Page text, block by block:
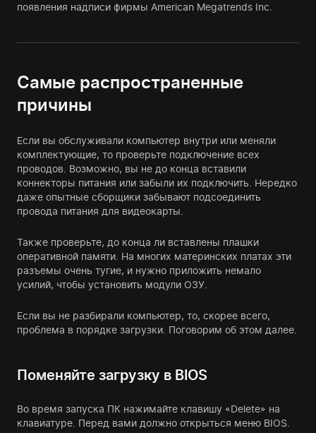
появления надписи фирмы American Megatrends Inc.
Самые распространенные
причины
Если вы обслуживали компьютер внутри или меняли
комплектующие, то проверьте подключение всех
проводов. Возможно, вы не до конца вставили
коннекторы питания или забыли их подключить. Нередко
даже опытные сборщики забывают подсоединить
провода питания для видеокарты.
Также проверьте, до конца ли вставлены плашки
оперативной памяти. На многих материнских платах эти
разъемы очень тугие, и нужно приложить немало
усилий, чтобы установить модули ОЗУ.
Если вы не разбирали компьютер, то, скорее всего,
проблема в порядке загрузки. Поговорим об этом далее.
Поменяйте загрузку в BIOS
Во время запуска ПК нажимайте клавишу «Delete» на
клавиатуре. Перед вами должно открыться меню BIOS.